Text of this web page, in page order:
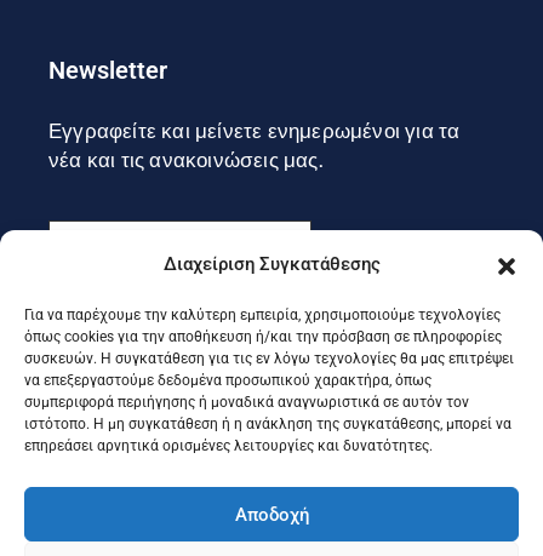
Διαχείριση Συγκατάθεσης
Για να παρέχουμε την καλύτερη εμπειρία, χρησιμοποιούμε τεχνολογίες
όπως cookies για την αποθήκευση ή/και την πρόσβαση σε πληροφορίες
συσκευών. Η συγκατάθεση για τις εν λόγω τεχνολογίες θα μας επιτρέψει
να επεξεργαστούμε δεδομένα προσωπικού χαρακτήρα, όπως
συμπεριφορά περιήγησης ή μοναδικά αναγνωριστικά σε αυτόν τον
ιστότοπο. Η μη συγκατάθεση ή η ανάκληση της συγκατάθεσης, μπορεί να
επηρεάσει αρνητικά ορισμένες λειτουργίες και δυνατότητες.
Αποδοχή
Newsletter
Εγγραφείτε και μείνετε ενημερωμένοι για τα
νέα και τις ανακοινώσεις μας.
Εγγραφή
Ακολουθήστε μας στα social